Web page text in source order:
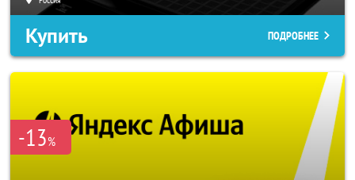
Купить ПОДРОБНЕЕ
-13%